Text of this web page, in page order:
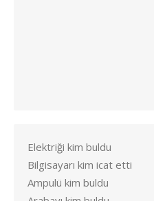
Elektriği kim buldu
Bilgisayarı kim icat etti
Ampulü kim buldu